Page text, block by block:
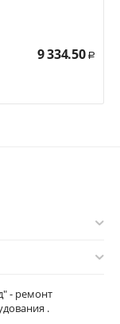
9 334.50 Р
- ремонт
.